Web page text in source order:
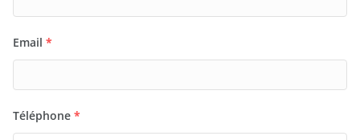
Email *
Téléphone *